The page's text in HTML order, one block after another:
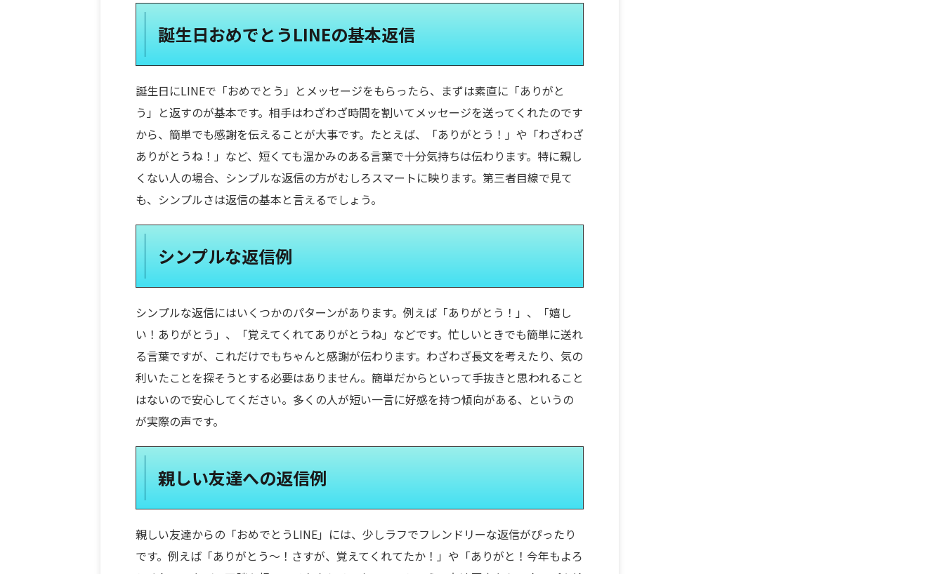
誕生日おめでとうLINEの基本返信
誕生日にLINEで「おめでとう」とメッセージをもらったら、まずは素直に「ありがと
う」と返すのが基本です。相手はわざわざ時間を割いてメッセージを送ってくれたのです
から、簡単でも感謝を伝えることが大事です。たとえば、「ありがとう！」や「わざわざ
ありがとうね！」など、短くても温かみのある言葉で十分気持ちは伝わります。特に親し
くない人の場合、シンプルな返信の方がむしろスマートに映ります。第三者目線で見て
も、シンプルさは返信の基本と言えるでしょう。
シンプルな返信例
シンプルな返信にはいくつかのパターンがあります。例えば「ありがとう！」、「嬉し
い！ありがとう」、「覚えてくれてありがとうね」などです。忙しいときでも簡単に送れ
る言葉ですが、これだけでもちゃんと感謝が伝わります。わざわざ長文を考えたり、気の
利いたことを探そうとする必要はありません。簡単だからといって手抜きと思われること
はないので安心してください。多くの人が短い一言に好感を持つ傾向がある、というの
が実際の声です。
親しい友達への返信例
親しい友達からの「おめでとうLINE」には、少しラフでフレンドリーな返信がぴったり
です。例えば「ありがとう〜！さすが、覚えてくれてたか！」や「ありがと！今年もよろ